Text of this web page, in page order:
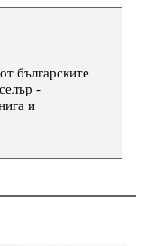
българските
-
и